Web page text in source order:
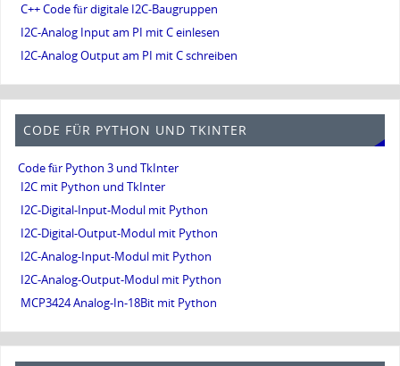
C++ Code für digitale I2C-Baugruppen
I2C-Analog Input am PI mit C einlesen
I2C-Analog Output am PI mit C schreiben
CODE FÜR PYTHON UND TKINTER
Code für Python 3 und TkInter
I2C mit Python und TkInter
I2C-Digital-Input-Modul mit Python
I2C-Digital-Output-Modul mit Python
I2C-Analog-Input-Modul mit Python
I2C-Analog-Output-Modul mit Python
MCP3424 Analog-In-18Bit mit Python